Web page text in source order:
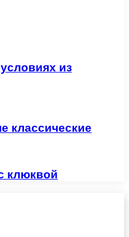
из
классические
клюквой